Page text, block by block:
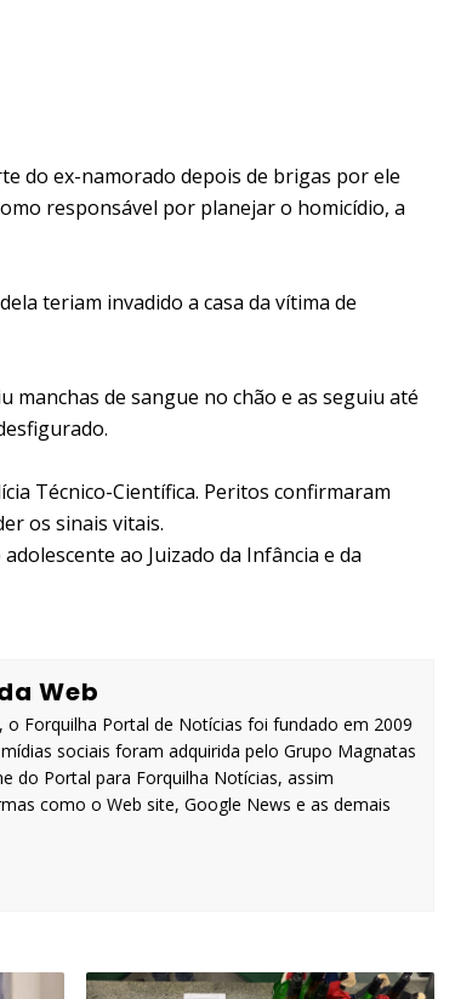
do ex-namorado depois de brigas por ele
responsável por planejar o homicídio, a
teriam invadido a casa da vítima de
manchas de sangue no chão e as seguiu até
Técnico-Científica. Peritos confirmaram
os sinais vitais.
ao Juizado da Infância e da
Web
o Forquilha Portal de Notícias foi fundado em 2009
sociais foram adquirida pelo Grupo Magnatas
do Portal para Forquilha Notícias, assim
como o Web site, Google News e as demais